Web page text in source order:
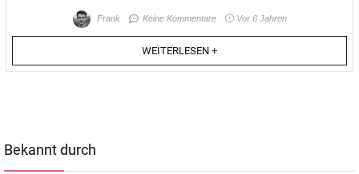
Frank Keine Kommentare Vor 6 Jahren
WEITERLESEN +
Bekannt durch